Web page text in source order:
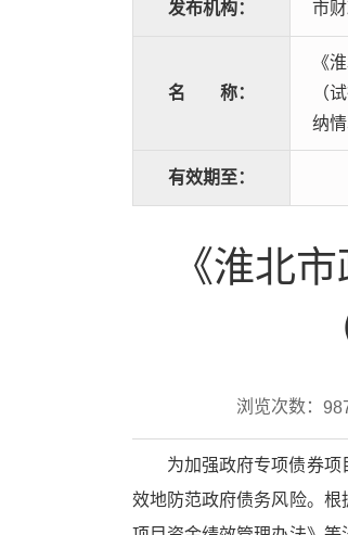
发布机构： 市
名 称：
《
（
纳
有效期至：
《淮北
浏览次数：
为加强政府专项债券
效地防范政府债务风险。